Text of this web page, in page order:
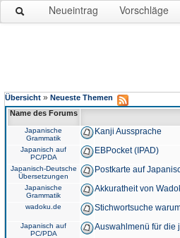
Neueintrag Vorschläge
Übersicht » Neueste Themen
Name des Forums
Japanische
Grammatik
Kanji Aussprache
Japanisch auf
PC/PDA
EBPocket (IPAD)
Japanisch-Deutsche
Übersetzungen
Postkarte auf
Japanische
Grammatik
Akkuratheit von
wadoku.de Stichwortsuche
Japanisch auf
PC/PDA
Auswahlmenü für die